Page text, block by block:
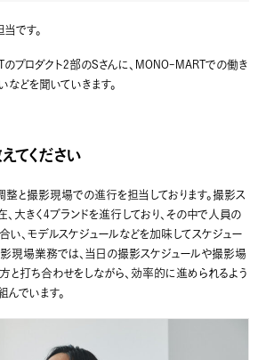
です。
プロダクト2部のSさんに、MONO-MARTでの働き
どを聞いていきます。
てください
整と撮影現場での進行を担当しております。撮影ス
大きく4ブランドを進行しており、その中で人員の
、モデルスケジュールなどを加味してスケジュー
影現場業務では、当日の撮影スケジュールや撮影場
と打ち合わせをしながら、効率的に進められるよう
でいます。